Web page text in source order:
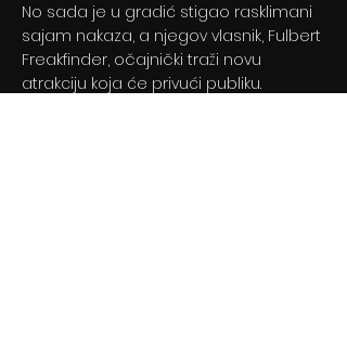
No sada je u gradić stigao rasklimani
sajam nakaza, a njegov vlasnik, Fulbert
Freakfinder, očajnički traži novu
atrakciju koja će privući publiku.